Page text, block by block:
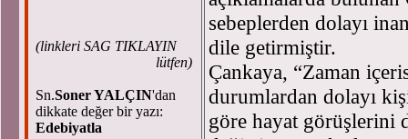
(linkleri SAG TIKLAYIN
lütfen)
Sn.Soner YALÇIN'dan
dikkate değer bir yazı:
Edebiyatla
sebeplerden dolayı
dile getirmiştir.
Çankaya, “Zaman
durumlardan dolayı
göre hayat görüşlerini